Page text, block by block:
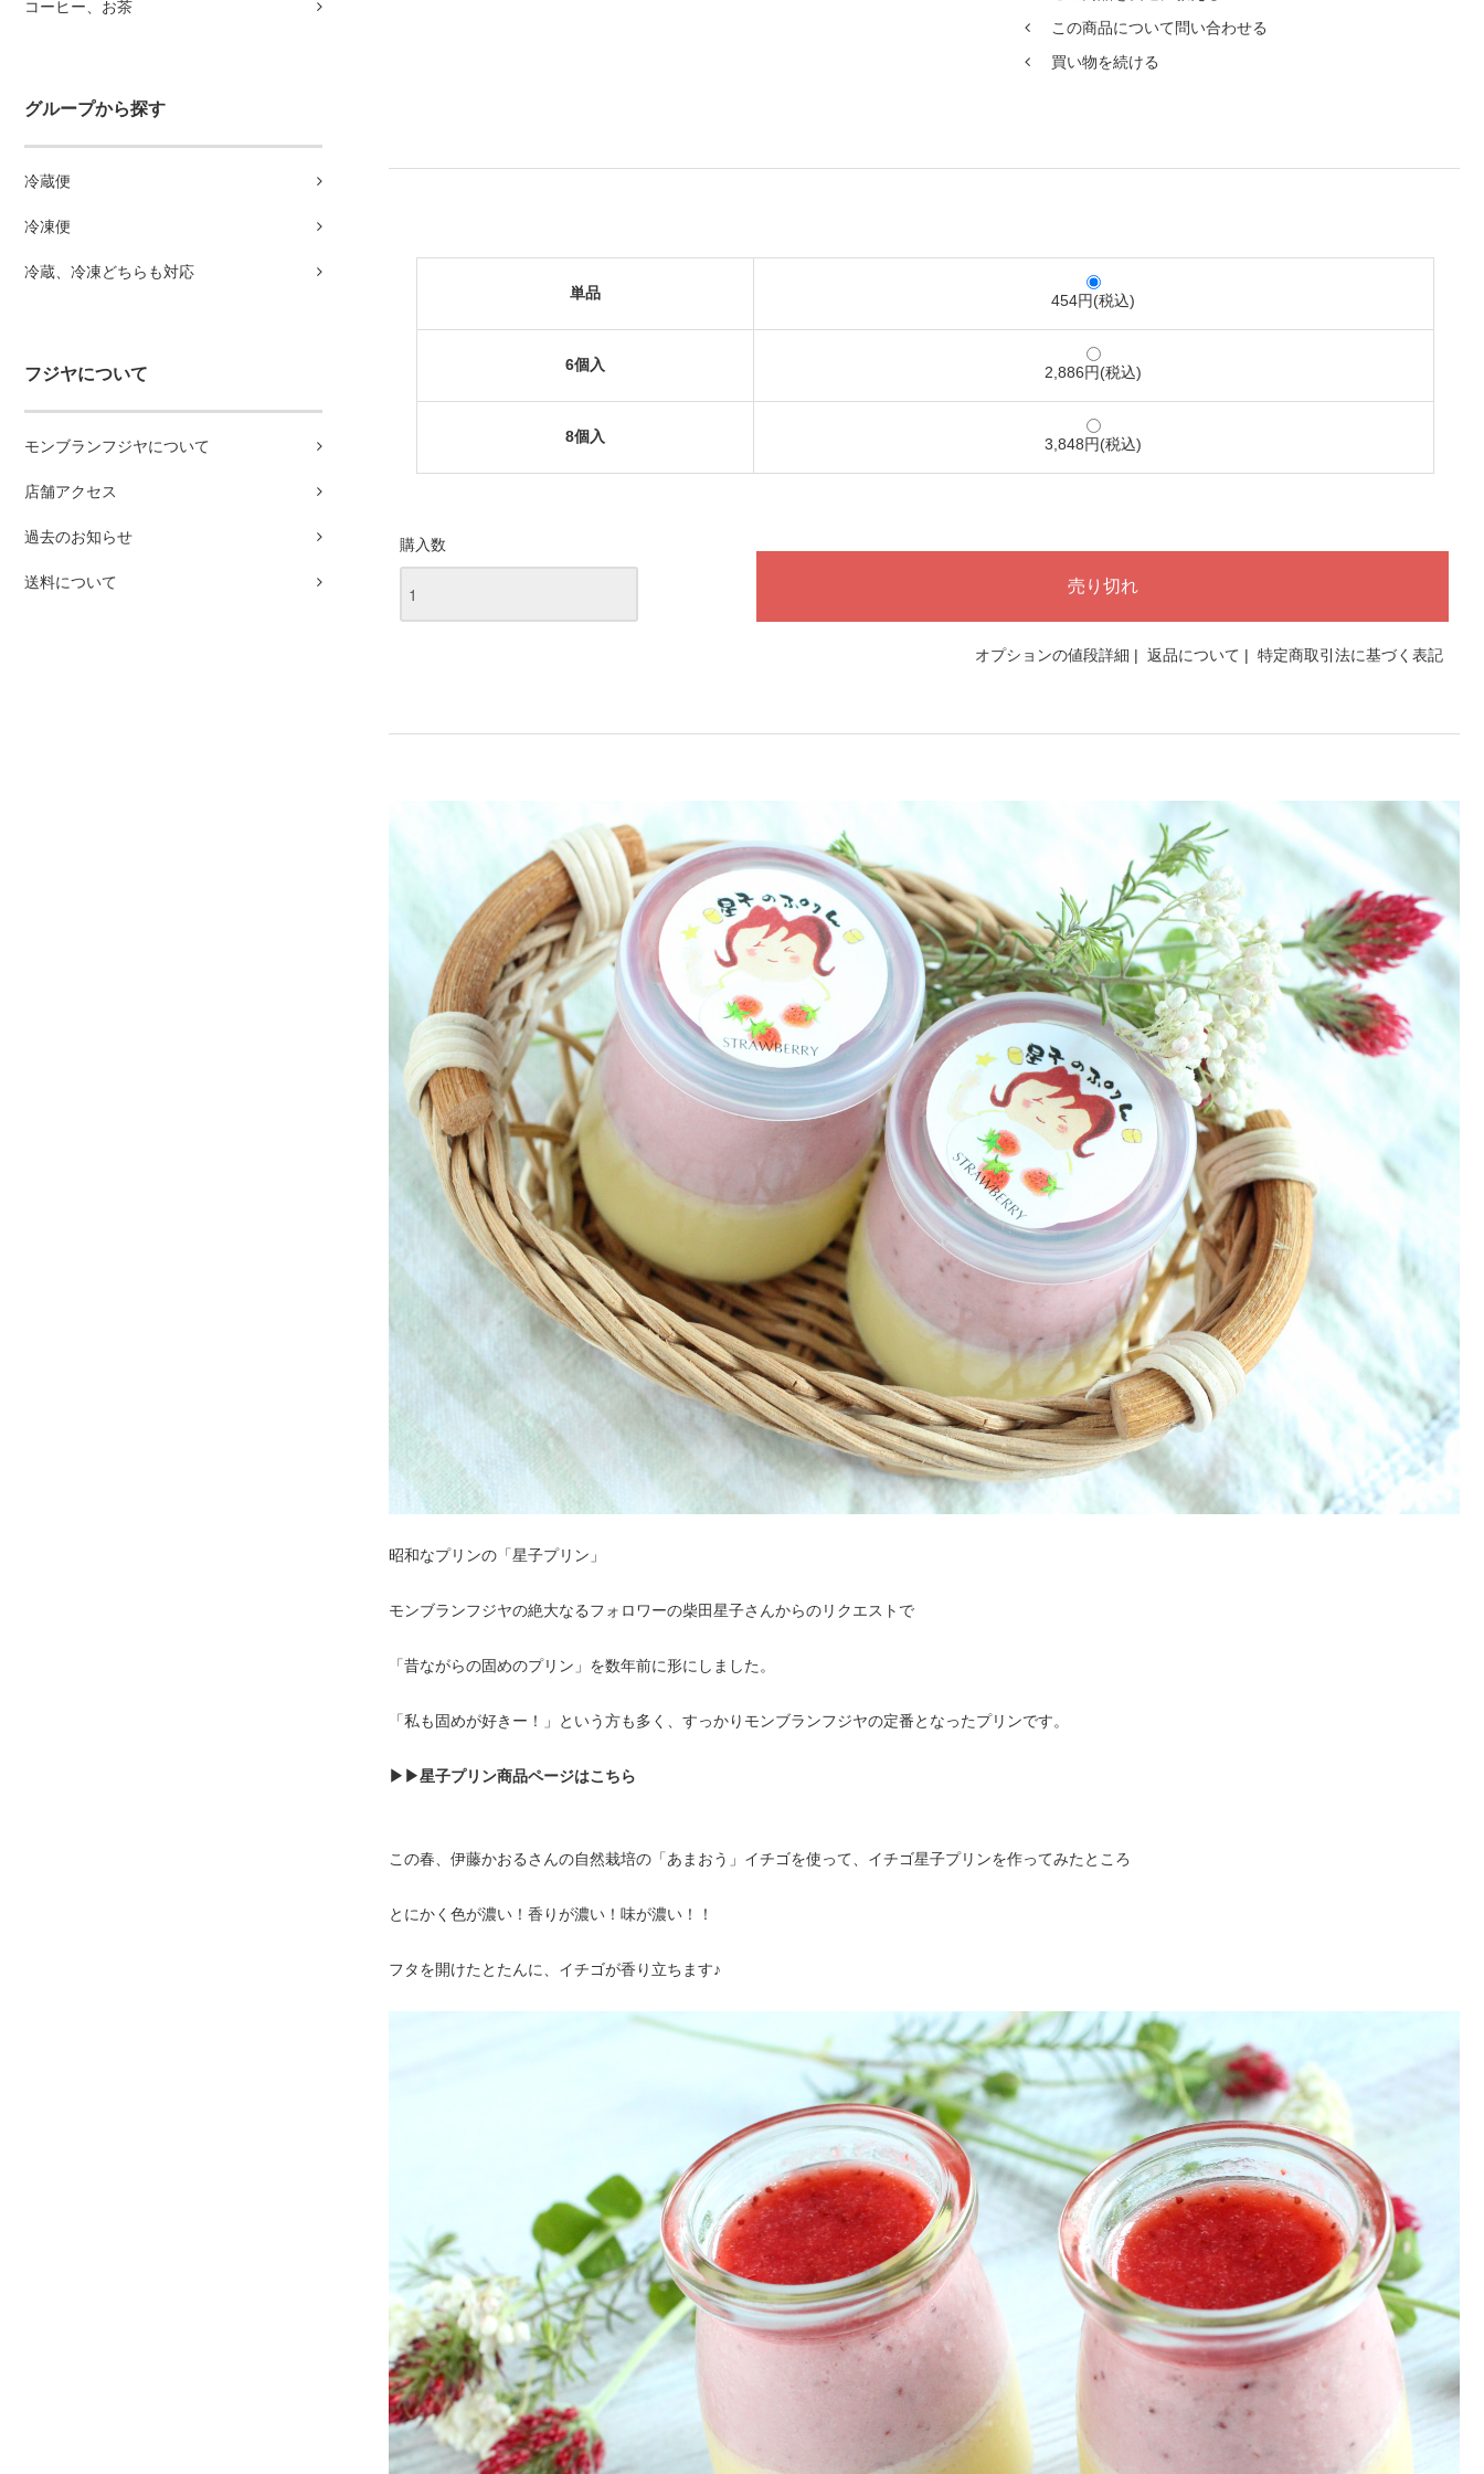
コーヒー、お茶
グループから探す
冷蔵便
冷凍便
冷蔵、冷凍どちらも対応
フジヤについて
モンブランフジヤについて
店舗アクセス
過去のお知らせ
送料について
この商品について問い合わせる
買い物を続ける
単品 454円(税込)
6個入 2,886円(税込)
8個入 3,848円(税込)
購入数
オプションの値段詳細 | 返品について | 特定商取引法に基づく表記
昭和なプリンの「星子プリン」
モンブランフジヤの絶大なるフォロワーの柴田星子さんからのリクエストで
「昔ながらの固めのプリン」を数年前に形にしました。
「私も固めが好きー！」という方も多く、すっかりモンブランフジヤの定番となったプリンです。
▶▶星子プリン商品ページはこちら
この春、伊藤かおるさんの自然栽培の「あまおう」イチゴを使って、イチゴ星子プリンを作ってみたところ
とにかく色が濃い！香りが濃い！味が濃い！！
フタを開けたとたんに、イチゴが香り立ちます♪